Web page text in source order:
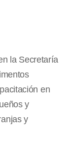
la Secretaría
en
y
y